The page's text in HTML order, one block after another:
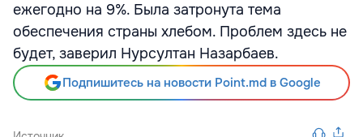
ежегодно на 9%. Была затронута тема
обеспечения страны хлебом. Проблем здесь не
будет, заверил Нурсултан Назарбаев.
Подпишитесь на новости Point.md в Google